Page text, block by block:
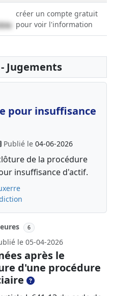
créer un compte gratuit
pour voir l'information
Jugements
pour insuffisance
Publié le 04-06-2026
de la procédure
insuffisance d'actif.
6
le 05-04-2026
après le
d'une procédure